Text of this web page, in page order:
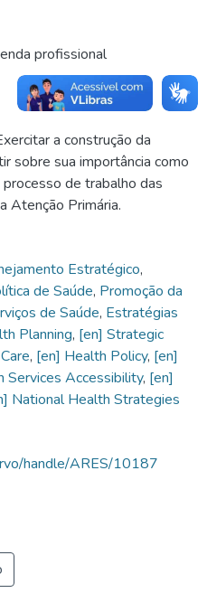
profissional
a construção da
sobre sua importância como
de trabalho das
Atenção Primária.
Estratégico,
de Saúde, Promoção da
de Saúde, Estratégias
Planning, [en] Strategic
, [en] Health Policy, [en]
Services Accessibility, [en]
National Health Strategies
handle/ARES/10187